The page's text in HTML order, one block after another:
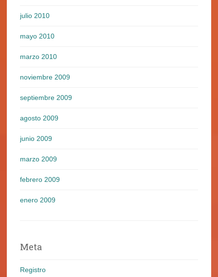
julio 2010
mayo 2010
marzo 2010
noviembre 2009
septiembre 2009
agosto 2009
junio 2009
marzo 2009
febrero 2009
enero 2009
Meta
Registro